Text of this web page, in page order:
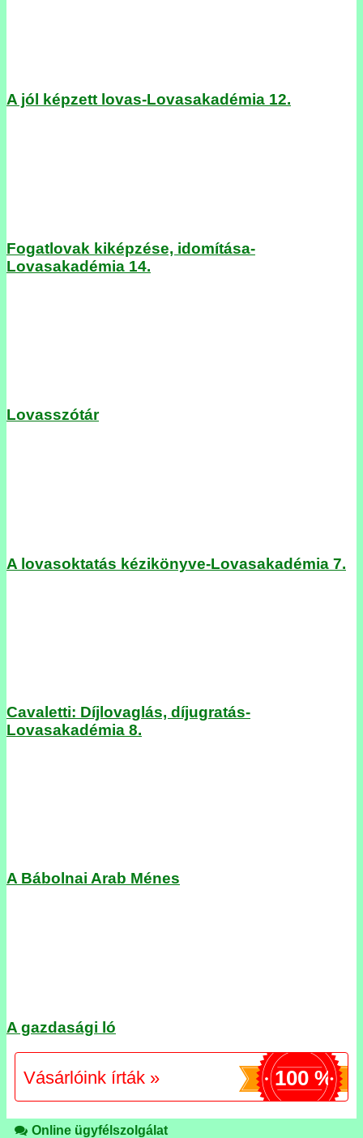
A jól képzett lovas-Lovasakadémia 12.
Fogatlovak kiképzése, idomítása-
Lovasakadémia 14.
Lovasszótár
A lovasoktatás kézikönyve-Lovasakadémia 7.
Cavaletti: Díjlovaglás, díjugratás-
Lovasakadémia 8.
A Bábolnai Arab Ménes
A gazdasági ló
Vásárlóink írták » 100 %
Online ügyfélszolgálat